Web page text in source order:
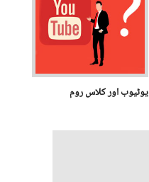
یوٹیوب اور کلاس روم